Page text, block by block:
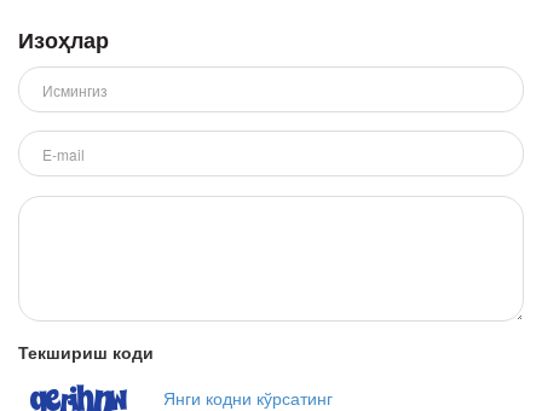
Изоҳлар
Текшириш коди
Янги кодни кўрсатинг